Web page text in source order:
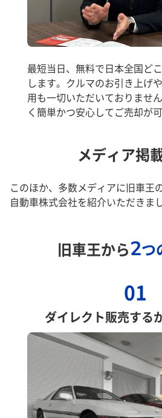
最短当日、無料で日本全国ど
します。クルマのお引き上げ
用も一切いただいておりませ
く簡単かつ安心してご売却が可
メディア掲
このほか、多数メディアに旧車王
自動車株式会社を紹介いただきま
旧車王から2つ
01
ダイレクト販売する